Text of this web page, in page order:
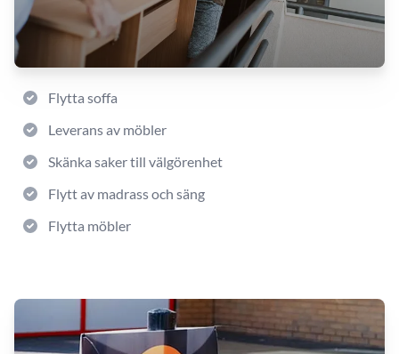
Flytta soffa
Leverans av möbler
Skänka saker till välgörenhet
Flytt av madrass och säng
Flytta möbler